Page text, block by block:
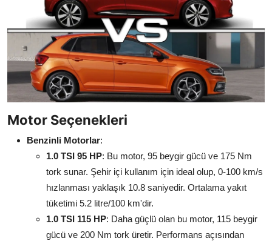
Motor Seçenekleri
Benzinli Motorlar:
1.0 TSI 95 HP: Bu motor, 95 beygir gücü ve 175 Nm
tork sunar. Şehir içi kullanım için ideal olup, 0-100 km/s
hızlanması yaklaşık 10.8 saniyedir. Ortalama yakıt
tüketimi 5.2 litre/100 km'dir.
1.0 TSI 115 HP: Daha güçlü olan bu motor, 115 beygir
gücü ve 200 Nm tork üretir. Performans açısından